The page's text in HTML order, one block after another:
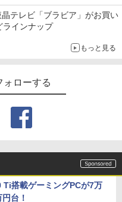
テレビ「ブラビア」がお買い
インナップ
もっと見る
ォローする
Ti搭載ゲーミングPCが7万
台！